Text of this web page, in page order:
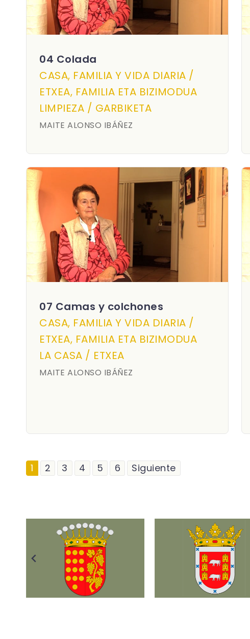
04 Colada
CASA, FAMILIA Y VIDA DIARIA /
ETXEA, FAMILIA ETA BIZIMODUA
LIMPIEZA / GARBIKETA
MAITE ALONSO IBÁÑEZ
07 Camas y colchones
CASA, FAMILIA Y VIDA DIARIA /
ETXEA, FAMILIA ETA BIZIMODUA
LA CASA / ETXEA
MAITE ALONSO IBÁÑEZ
1 2 3 4 5 6 Siguiente